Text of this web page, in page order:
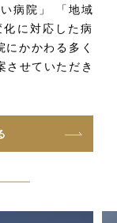
病院」
「地域
に対応した病
にかかわる多く
させていただき